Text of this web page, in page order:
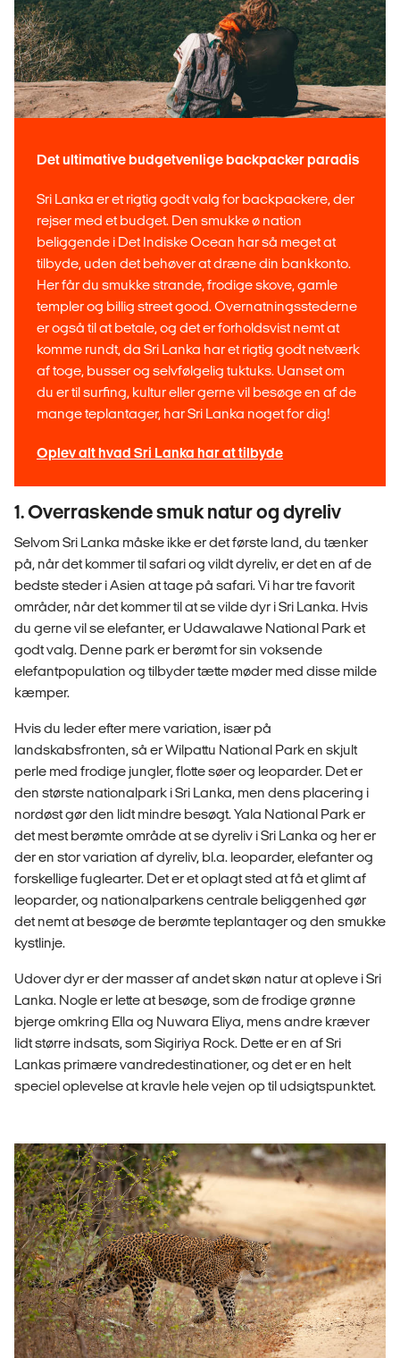
Det ultimative budgetvenlige backpacker paradis
Sri Lanka er et rigtig godt valg for backpackere, der
rejser med et budget. Den smukke ø nation
beliggende i Det Indiske Ocean har så meget at
tilbyde, uden det behøver at dræne din bankkonto.
Her får du smukke strande, frodige skove, gamle
templer og billig street good. Overnatningsstederne
er også til at betale, og det er forholdsvist nemt at
komme rundt, da Sri Lanka har et rigtig godt netværk
af toge, busser og selvfølgelig tuktuks. Uanset om
du er til surfing, kultur eller gerne vil besøge en af de
mange teplantager, har Sri Lanka noget for dig!
Oplev alt hvad Sri Lanka har at tilbyde
1. Overraskende smuk natur og dyreliv
Selvom Sri Lanka måske ikke er det første land, du tænker
på, når det kommer til safari og vildt dyreliv, er det en af de
bedste steder i Asien at tage på safari. Vi har tre favorit
områder, når det kommer til at se vilde dyr i Sri Lanka. Hvis
du gerne vil se elefanter, er Udawalawe National Park et
godt valg. Denne park er berømt for sin voksende
elefantpopulation og tilbyder tætte møder med disse milde
kæmper.
Hvis du leder efter mere variation, især på
landskabsfronten, så er Wilpattu National Park en skjult
perle med frodige jungler, flotte søer og leoparder. Det er
den største nationalpark i Sri Lanka, men dens placering i
nordøst gør den lidt mindre besøgt. Yala National Park er
det mest berømte område at se dyreliv i Sri Lanka og her er
der en stor variation af dyreliv, bl.a. leoparder, elefanter og
forskellige fuglearter. Det er et oplagt sted at få et glimt af
leoparder, og nationalparkens centrale beliggenhed gør
det nemt at besøge de berømte teplantager og den smukke
kystlinje.
Udover dyr er der masser af andet skøn natur at opleve i Sri
Lanka. Nogle er lette at besøge, som de frodige grønne
bjerge omkring Ella og Nuwara Eliya, mens andre kræver
lidt større indsats, som Sigiriya Rock. Dette er en af Sri
Lankas primære vandredestinationer, og det er en helt
speciel oplevelse at kravle hele vejen op til udsigtspunktet.